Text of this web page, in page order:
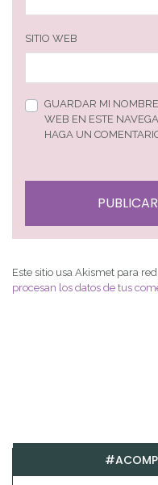
SITIO WEB
GUARDAR MI
WEB EN ESTE
HAGA UN
Este sitio usa Akismet para
procesan los datos de tus